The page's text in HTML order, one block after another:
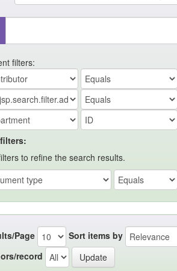
filters:
to refine the search results.
Page
Sort items by
record